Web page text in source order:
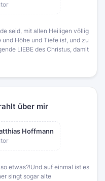
seid, mit allen Heiligen völlig
Höhe und Tiefe ist, und zu
LIEBE des Christus, damit
über mir
Hoffmann
etwas?!Und auf einmal ist es
singt sogar alte